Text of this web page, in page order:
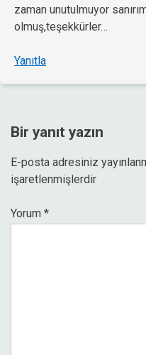
zaman unutulmuyor
olmuş,teşekkürler…
Yanıtla
Bir yanıt yazın
E-posta adresiniz
işaretlenmişlerdir
Yorum *